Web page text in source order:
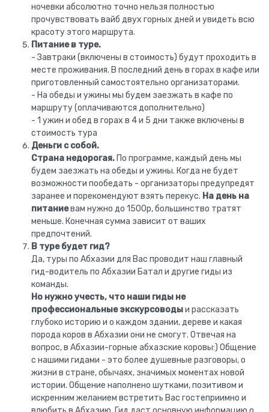
ночевки абсолютно точно нельзя полностью
прочувствовать вайб двух горных дней и увидеть всю
красоту этого маршрута.
Питание в туре.
- Завтраки (включены в стоимость) будут проходить в
месте проживания. В последний день в горах в кафе или
приготовленный самостоятельно организаторами.
- На обеды и ужины мы будем заезжать в кафе по
маршруту (оплачиваются дополнительно)
- 1 ужин и обед в горах в 4 и 5 дни также включены в
стоимость тура
Деньги с собой.
Страна недорогая. По программе, каждый день мы
будем заезжать на обеды и ужины. Когда не будет
возможности пообедать - организаторы предупредят
заранее и порекомендуют взять перекус. На день на
питаниевам нужно до 1500р, большинство тратят
меньше. Конечная сумма зависит от ваших
предпочтений.
В туре будет гид?
Да, туры по Абхазии для Вас проводит наш главный
гид-водитель по Абхазии Батал и другие гиды из
команды.
Но нужно учесть, что наши гиды не
профессиональные экскурсоводыи рассказать
глубоко историю и о каждом здании, дереве и какая
порода коров в Абхазии они не смогут. Отвечая на
вопрос, в Абхазии-горные абхазские коровы:) Общение
с нашими гидами - это более душевные разговоры, о
жизни в стране, обычаях, значимых моментах новой
истории. Общение наполнено шутками, позитивом и
искренним желанием встретить Вас гостеприимно и